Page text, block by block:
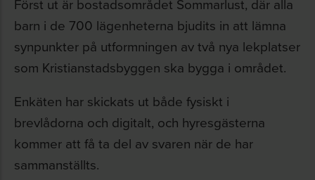
Först ut är bostadsområdet Sommarlust, där alla
barn i de 700 lägenheterna bjudits in att lämna
synpunkter på utformningen av två nya lekplatser
som Kristianstadsbyggen ska bygga i området.
Enkäten har skickats ut både fysiskt i
brevlådorna och digitalt, och hyresgästerna
kommer att få ta del av svaren när de har
sammanställts.